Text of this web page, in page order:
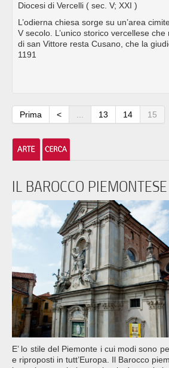
Diocesi di Vercelli ( sec. V; XXI )
L’odierna chiesa sorge su un’area
V secolo. L’unico storico vercellese
di san Vittore resta Cusano, che la
1191
Prima < ... 13 14 15
IL BAROCCO PIEMONTESE
E’ lo stile del Piemonte i cui modi sono
e riproposti in tutt’Europa. Il Barocco